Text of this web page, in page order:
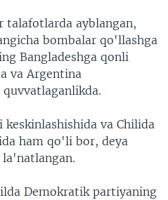
talafotlarda ayblangan,
bombalar qo'llashga
Bangladeshga qonli
va Argentina
va Chilida
ham qo'li bor, deya
Demokratik partiyaning